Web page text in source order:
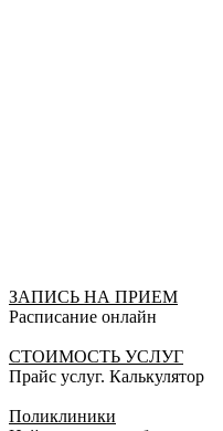
ситуацию. Очень
огромное
Больше бы таких
ЗАПИСЬ НА ПРИЕМ
Расписание онлайн
СТОИМОСТЬ УСЛУГ
Прайс услуг. Калькулятор
Поликлиники